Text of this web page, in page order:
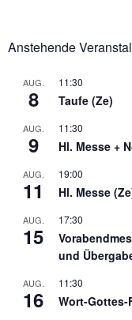
Anstehende
AUG.
8
11:30
Taufe (Ze)
AUG.
9
11:30
Hl. Messe +
AUG.
11
19:00
Hl. Messe
AUG.
15
17:30
und
AUG.
16
11:30
Wort-Gottes-